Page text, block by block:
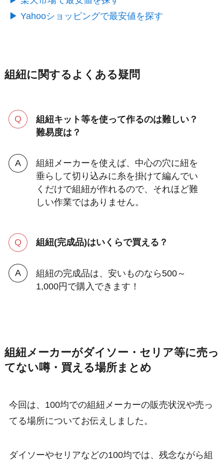
▶︎ Yahooショッピングで最安値を探す
組紐に関するよくある疑問
組紐キット等を使って作るのは難しい？
難易度は？
組紐メーカーを使えば、中心の穴に紐を
垂らして切り込みに糸を掛けて編んでい
くだけで組紐が作れるので、それほど難
しい作業ではありません。
組紐(完成品)はいくらで買える？
組紐の完成品は、安いものなら500～
1,000円で購入できます！
組紐メーカーがダイソー・セリア等に売っ
てない噂・買える場所まとめ
今回は、100均での組紐メーカーの販売状況や売っ
てる場所についてお伝えしました。
ダイソーやセリアなどの100均では、残念ながら組